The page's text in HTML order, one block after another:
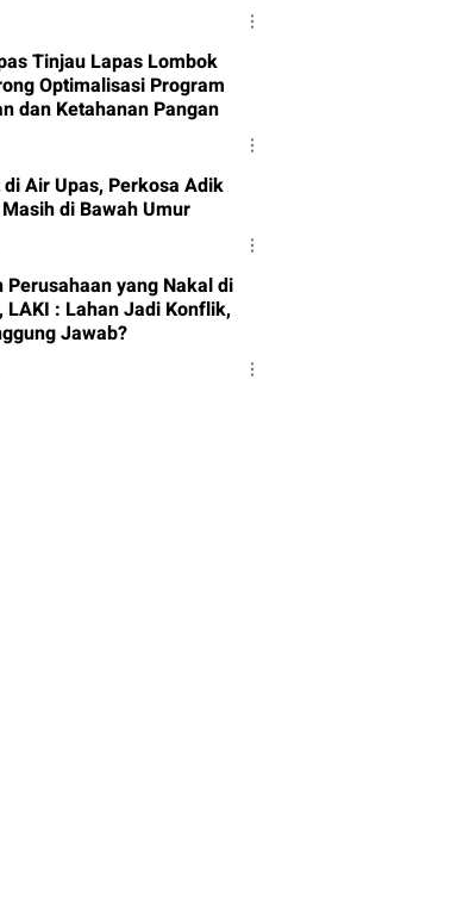
Tinjau Lapas Lombok
Optimalisasi Program
dan Ketahanan Pangan
Air Upas, Perkosa Adik
di Bawah Umur
Perusahaan yang Nakal di
: Lahan Jadi Konflik,
Jawab?